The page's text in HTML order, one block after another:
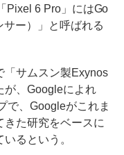
Pixel 6 Pro」にはGo
ー）」と呼ばれる
サムスン製Exynos
が、Googleによれ
で、Googleがこれま
きた研究をベースに
るという。